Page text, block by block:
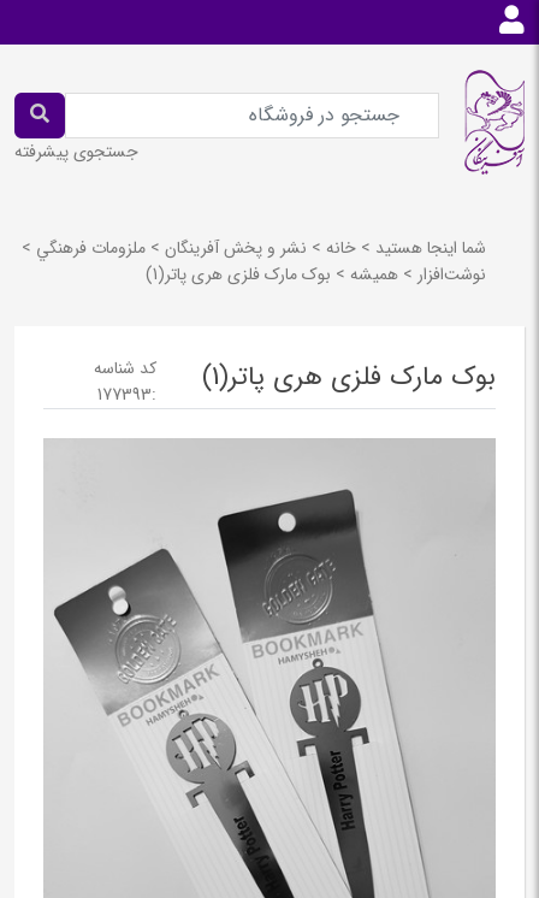
جستجوی پیشرفته
شما اینجا هستید > خانه > نشر و پخش آفرينگان > ملزومات فرهنگي >
نوشت‌افزار > هميشه > بوک مارک فلزی هری پاتر(1)
بوک مارک فلزی هری پاتر(1)
کد شناسه
:
177393